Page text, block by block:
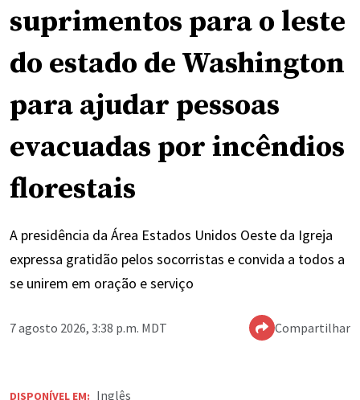
suprimentos para o leste
do estado de Washington
para ajudar pessoas
evacuadas por incêndios
florestais
A presidência da Área Estados Unidos Oeste da Igreja
expressa gratidão pelos socorristas e convida a todos a
se unirem em oração e serviço
7 agosto 2026, 3:38 p.m. MDT Compartilhar
DISPONÍVEL EM: Inglês